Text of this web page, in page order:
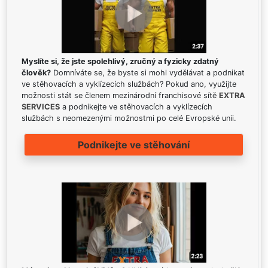
Myslíte si, že jste spolehlivý, zručný a fyzicky zdatný
člověk? Domníváte se, že byste si mohl vydělávat a podnikat
ve stěhovacích a vyklízecích službách? Pokud ano, využijte
možnosti stát se členem mezinárodní franchisové sítě EXTRA
SERVICES a podnikejte ve stěhovacích a vyklízecích
službách s neomezenými možnostmi po celé Evropské unii.
Podnikejte ve stěhování